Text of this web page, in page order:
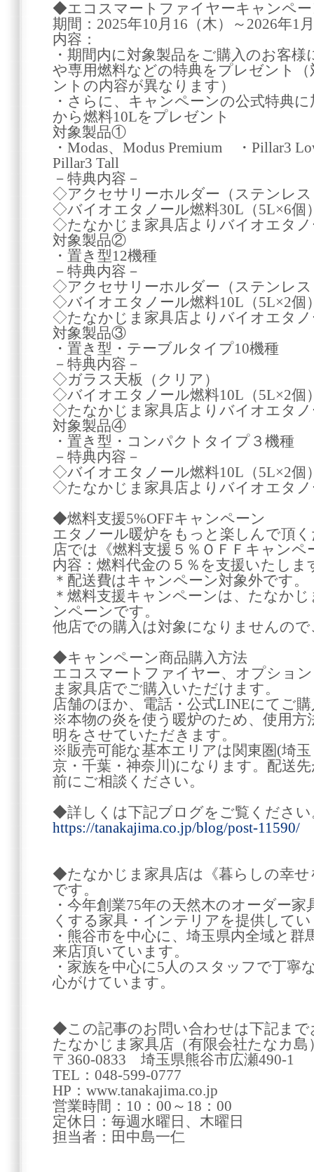
◆エコスマートファイヤーキャンペー
期間：2025年10月16（木）～2026年1
内容：
・期間内に対象製品をご購入のお客
や専用燃料などの特典をプレゼント
ントの内容が異なります）
・さらに、キャンペーンの公式特典
から燃料10Lをプレゼント
対象製品①
・Modas、Modus Premium ・Pillar3
Pillar3 Tall
－特典内容－
◇アクセサリーホルダー（ステンレス
◇バイオエタノール燃料30L（5L×6個
◇たなかじま家具店よりバイオエタノ
対象製品②
・置き型12機種
－特典内容－
◇アクセサリーホルダー（ステンレス
◇バイオエタノール燃料10L（5L×2個
◇たなかじま家具店よりバイオエタノ
対象製品③
・置き型・テーブルタイプ10機種
－特典内容－
◇ガラス天板（クリア）
◇バイオエタノール燃料10L（5L×2個
◇たなかじま家具店よりバイオエタノ
対象製品④
・置き型・コンパクトタイプ３機種
－特典内容－
◇バイオエタノール燃料10L（5L×2個
◇たなかじま家具店よりバイオエタノ
◆燃料支援5%OFFキャンペーン
エタノール暖炉をもっと楽しんで頂
店では《燃料支援５％ＯＦＦキャン
内容：燃料代金の５％を支援いたしま
＊配送費はキャンペーン対象外です。
＊燃料支援キャンペーンは、たなか
ンペーンです。
他店での購入は対象になりませんの
◆キャンペーン商品購入方法
エコスマートファイヤー、オプショ
ま家具店でご購入いただけます。
店舗のほか、電話・公式LINEにてご
※本物の炎を使う暖炉のため、使用方
明をさせていただきます。
※販売可能な基本エリアは関東圏(埼
京・千葉・神奈川)になります。配送
前にご相談ください。
◆詳しくは下記ブログをご覧ください
https://tanakajima.co.jp/blog/post-11590/
◆たなかじま家具店は《暮らしの幸せ
です。
・今年創業75年の天然木のオーダー
くする家具・インテリアを提供して
・熊谷市を中心に、埼玉県内全域と
来店頂いています。
・家族を中心に5人のスタッフで丁寧
心がけています。
◆この記事のお問い合わせは下記まで
たなかじま家具店（有限会社たなカ島
〒360-0833 埼玉県熊谷市広瀬490-1
TEL：048-599-0777
HP：www.tanakajima.co.jp
営業時間：10：00～18：00
定休日：毎週水曜日、木曜日
担当者：田中島一仁